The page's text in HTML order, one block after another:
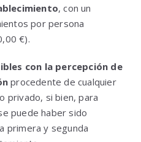
, con un
por persona
€).
con la percepción de
procedente de cualquier
privado, si bien, para
puede haber sido
primera y segunda